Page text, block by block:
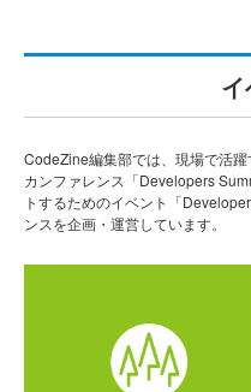
CodeZine編集部では、現場で活
カンファレンス「Developers
トするためのイベント「
ンスを企画・運営しています。